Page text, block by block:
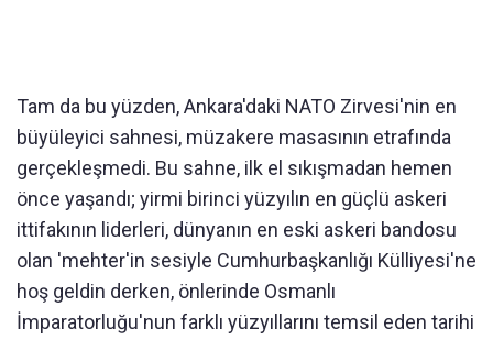
Tam da bu yüzden, Ankara'daki NATO Zirvesi'nin en
büyüleyici sahnesi, müzakere masasının etrafında
gerçekleşmedi. Bu sahne, ilk el sıkışmadan hemen
önce yaşandı; yirmi birinci yüzyılın en güçlü askeri
ittifakının liderleri, dünyanın en eski askeri bandosu
olan 'mehter'in sesiyle Cumhurbaşkanlığı Külliyesi'ne
hoş geldin derken, önlerinde Osmanlı
İmparatorluğu'nun farklı yüzyıllarını temsil eden tarihi